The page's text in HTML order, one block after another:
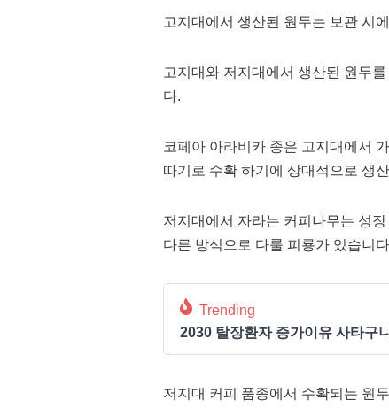
고지대에서 생산된 원두는 보관 시
고지대와 저지대에서 생산된 원두
다.
코페아 아라비카 종은 고지대에서
따기로 수확 하기에 상대적으로 생
저지대에서 자라는 커피나무는 성
다른 방식으로 다룰 피룡가 있습니
Trending
2030 탈장환자 증가이유 사타구
저지대 커피 품종에서 수확되는 원